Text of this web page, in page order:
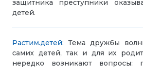
защитника преступники
детей.
Растим.детей: Тема дружбы
самих детей, так и для их
нередко возникают вопросы: